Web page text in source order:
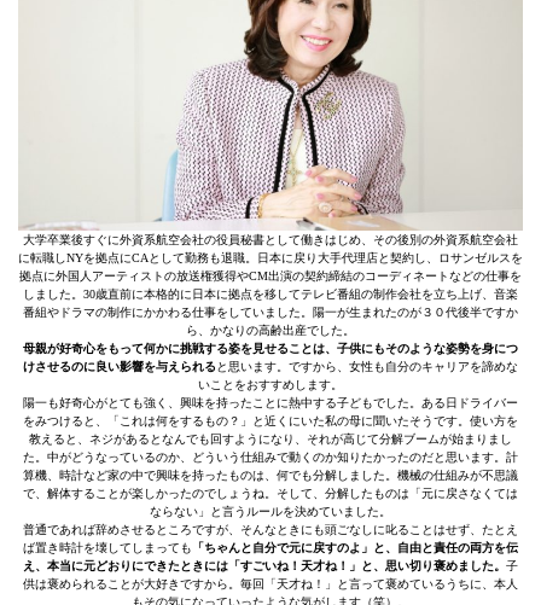
大学卒業後すぐに外資系航空会社の役員秘書として働きはじめ、その後別の外資系航空会社
に転職しNYを拠点にCAとして勤務も退職。日本に戻り大手代理店と契約し、ロサンゼルスを
拠点に外国人アーティストの放送権獲得やCM出演の契約締結のコーディネートなどの仕事を
しました。30歳直前に本格的に日本に拠点を移してテレビ番組の制作会社を立ち上げ、音楽
番組やドラマの制作にかかわる仕事をしていました。陽一が生まれたのが３０代後半ですか
ら、かなりの高齢出産でした。
母親が好奇心をもって何かに挑戦する姿を見せることは、子供にもそのような姿勢を身につ
けさせるのに良い影響を与えられる と思います。ですから、女性も自分のキャリアを諦めな
いことをおすすめします。
陽一も好奇心がとても強く、興味を持ったことに熱中する子どもでした。ある日ドライバー
をみつけると、「これは何をするもの？」と近くにいた私の母に聞いたそうです。使い方を
教えると、ネジがあるとなんでも回すようになり、それが高じて分解ブームが始まりまし
た。中がどうなっているのか、どういう仕組みで動くのか知りたかったのだと思います。計
算機、時計など家の中で興味を持ったものは、何でも分解しました。機械の仕組みが不思議
で、解体することが楽しかったのでしょうね。そして、分解したものは「元に戻さなくては
ならない」と言うルールを決めていました。
普通であれば辞めさせるところですが、そんなときにも頭ごなしに叱ることはせず、たとえ
ば置き時計を壊してしまっても 「ちゃんと自分で元に戻すのよ」と、自由と責任の両方を伝
え、本当に元どおりにできたときには「すごいね！天才ね！」と、思い切り褒めました。 子
供は褒められることが大好きですから。毎回「天才ね！」と言って褒めているうちに、本人
もその気になっていったような気がします（笑）。